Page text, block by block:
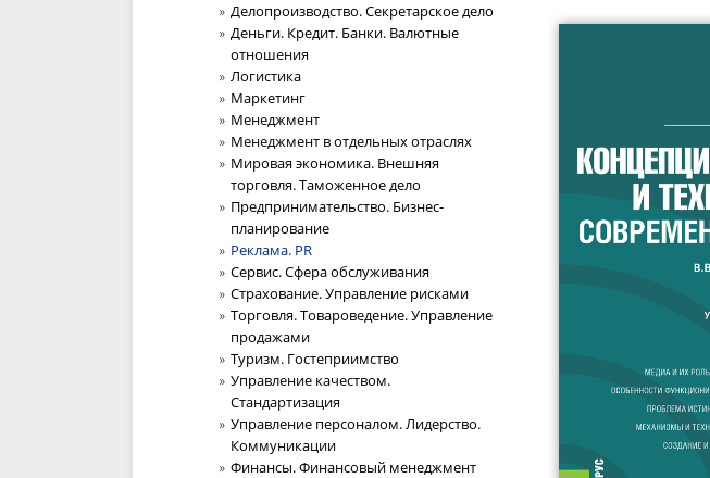
Делопроизводство. Секретарское дело
Деньги. Кредит. Банки. Валютные
отношения
Логистика
Маркетинг
Менеджмент
Менеджмент в отдельных отраслях
Мировая экономика. Внешняя
торговля. Таможенное дело
Предпринимательство. Бизнес-
планирование
Реклама. PR
Сервис. Сфера обслуживания
Страхование. Управление рисками
Торговля. Товароведение. Управление
продажами
Туризм. Гостеприимство
Управление качеством.
Стандартизация
Управление персоналом. Лидерство.
Коммуникации
Финансы. Финансовый менеджмент